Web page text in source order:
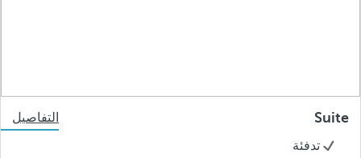
Suite
التفاصيل
تدفئة